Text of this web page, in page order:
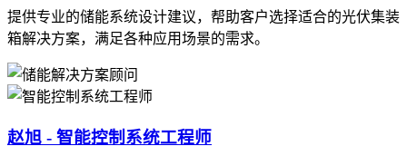
提供专业的储能系统设计建议，帮助客户选择适合的光伏集装
箱解决方案，满足各种应用场景的需求。
赵旭 - 智能控制系统工程师